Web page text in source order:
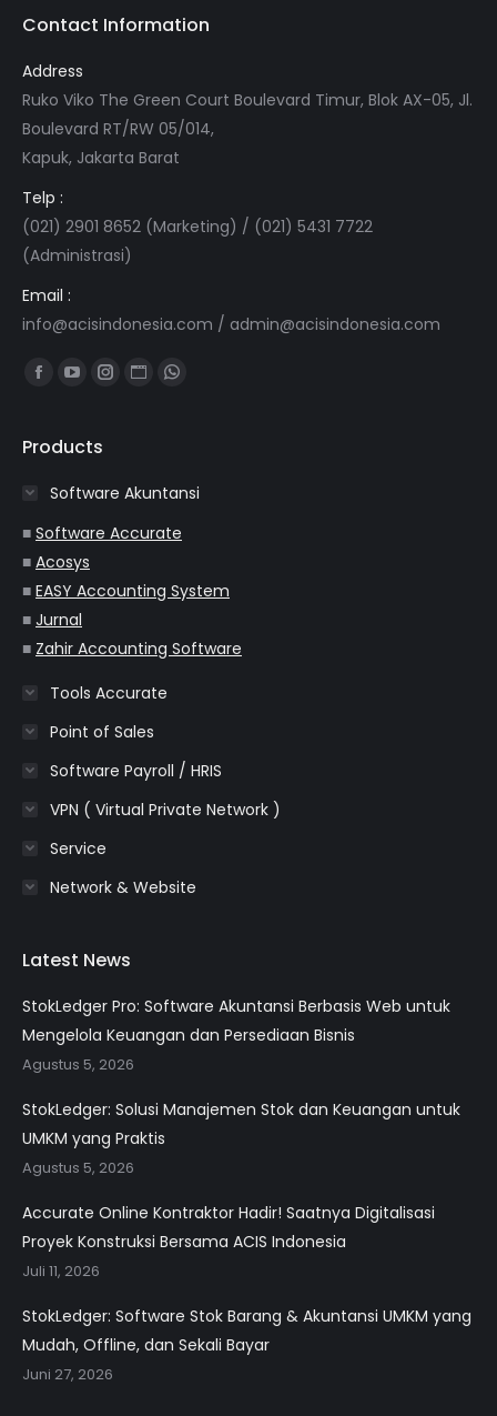
Contact Information
Address
Ruko Viko The Green Court Boulevard Timur, Blok AX-05, Jl.
Boulevard RT/RW 05/014,
Kapuk, Jakarta Barat
Telp :
(021) 2901 8652 (Marketing) / (021) 5431 7722
(Administrasi)
Email :
info@acisindonesia.com / admin@acisindonesia.com
Find us on:
Facebook
opens
new
window
YouTube
opens
new
window
Instagram
new
window
Website
new
window
Whatsapp
new
window
Products
Software Akuntansi
■ Software Accurate
■ Acosys
■ EASY Accounting System
■ Jurnal
■ Zahir Accounting Software
Tools Accurate
Point of Sales
Software Payroll / HRIS
VPN ( Virtual Private Network )
Service
Network & Website
Latest News
StokLedger Pro: Software Akuntansi Berbasis Web untuk
Mengelola Keuangan dan Persediaan Bisnis
Agustus 5, 2026
StokLedger: Solusi Manajemen Stok dan Keuangan untuk
UMKM yang Praktis
Agustus 5, 2026
Accurate Online Kontraktor Hadir! Saatnya Digitalisasi
Proyek Konstruksi Bersama ACIS Indonesia
Juli 11, 2026
StokLedger: Software Stok Barang & Akuntansi UMKM yang
Mudah, Offline, dan Sekali Bayar
Juni 27, 2026